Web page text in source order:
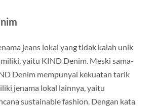
jeans lokal yang tidak kalah unik
yaitu KIND Denim. Meski sama-
Denim mempunyai kekuatan tarik
jenama lokal lainnya, yaitu
sustainable fashion. Dengan kata